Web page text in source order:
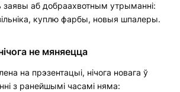
аб добраахвотным утрыманні:
куплю фарбы, новыя шпалеры.
не мяняецца
на прэзентацыі, нічога новага ў
з ранейшымі часамі няма: